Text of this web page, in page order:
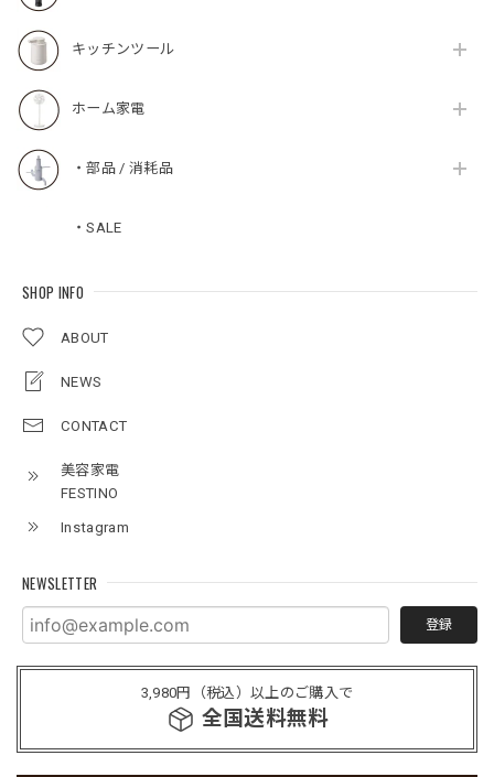
キッチンツール
ホーム家電
・部品 / 消耗品
・SALE
SHOP INFO
ABOUT
NEWS
CONTACT
美容家電
FESTINO
Instagram
NEWSLETTER
登録
3,980円（税込）以上のご購入で
全国送料無料